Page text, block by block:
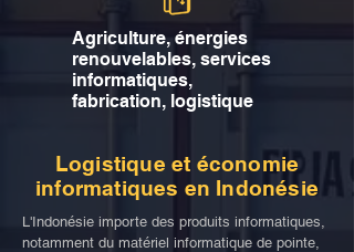
Agriculture, énergies
renouvelables, services
informatiques,
fabrication, logistique
Logistique et économie
informatiques en Indonésie
L'Indonésie importe des produits informatiques,
notamment du matériel informatique de pointe,